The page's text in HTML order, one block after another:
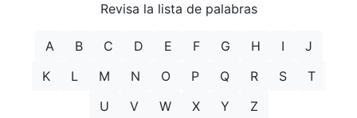
Revisa la lista de palabras
A B C D E F G H I
J
K
L M N O P Q R S
T
U
V W X Y Z